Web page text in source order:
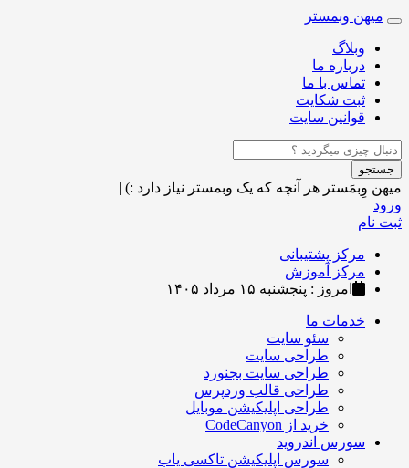
Toggle
navigation
میهن وبمستر
وبلاگ
درباره ما
تماس با ما
ثبت شکایت
قوانین سایت
جستجو
میهن وِبمَستر هر آنچه که یک وبمستر نیاز دارد :) |
ورود
ثبت نام
مرکز پشتیبانی
مرکز آموزش
امروز : پنجشنبه ۱۵ مرداد ۱۴۰۵
خدمات ما
سئو سایت
طراحی سایت
طراحی سایت بجنورد
طراحی قالب وردپرس
طراحی اپلیکیشن موبایل
خرید از CodeCanyon
سورس اندروید
سورس اپلیکیشن تاکسی یاب